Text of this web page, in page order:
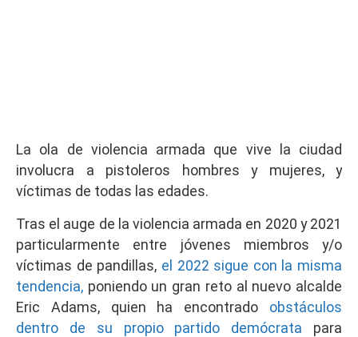
La ola de violencia armada que vive la ciudad
involucra a pistoleros hombres y mujeres, y
víctimas de todas las edades.
Tras el auge de la violencia armada en 2020 y 2021
particularmente entre jóvenes miembros y/o
víctimas de pandillas, el 2022 sigue con la misma
tendencia, poniendo un gran reto al nuevo alcalde
Eric Adams, quien ha encontrado obstáculos
dentro de su propio partido demócrata para